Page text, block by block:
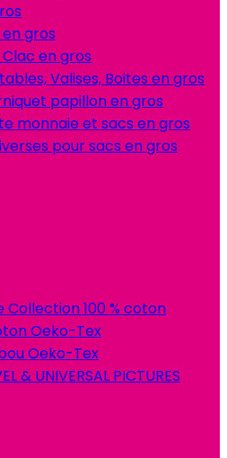
gros
en gros
Valises, Boites en gros
papillon en gros
monnaie et sacs en gros
pour sacs en gros
Collection 100 % coton
Oeko-Tex
Oeko-Tex
& UNIVERSAL PICTURES